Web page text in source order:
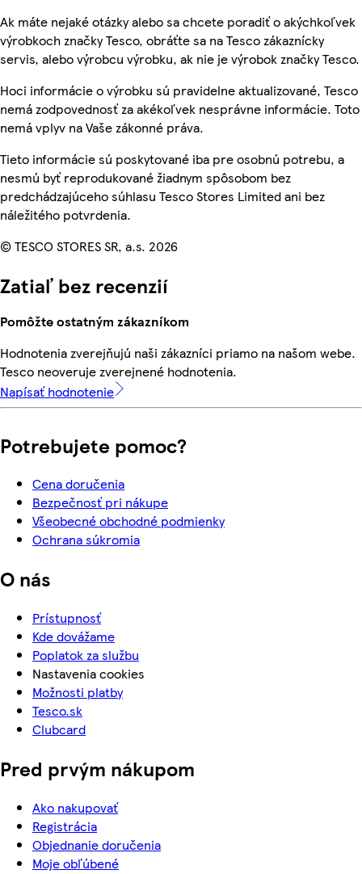
Ak máte nejaké otázky alebo sa chcete poradiť o akýchkoľvek
výrobkoch značky Tesco, obráťte sa na Tesco zákaznícky
servis, alebo výrobcu výrobku, ak nie je výrobok značky Tesco.
Hoci informácie o výrobku sú pravidelne aktualizované, Tesco
nemá zodpovednosť za akékoľvek nesprávne informácie. Toto
nemá vplyv na Vaše zákonné práva.
Tieto informácie sú poskytované iba pre osobnú potrebu, a
nesmú byť reprodukované žiadnym spôsobom bez
predchádzajúceho súhlasu Tesco Stores Limited ani bez
náležitého potvrdenia.
© TESCO STORES SR, a.s. 2026
Zatiaľ bez recenzií
Pomôžte ostatným zákazníkom
Hodnotenia zverejňujú naši zákazníci priamo na našom webe.
Tesco neoveruje zverejnené hodnotenia.
Napísať hodnotenie
Potrebujete pomoc?
Cena doručenia
Bezpečnosť pri nákupe
Všeobecné obchodné podmienky
Ochrana súkromia
O nás
Prístupnosť
Kde dovážame
Poplatok za službu
Nastavenia cookies
Možnosti platby
Tesco.sk
Clubcard
Pred prvým nákupom
Ako nakupovať
Registrácia
Objednanie doručenia
Moje obľúbené